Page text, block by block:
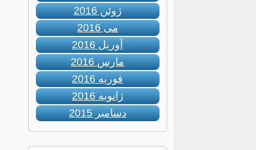
ژوئن 2016
می 2016
آوریل 2016
مارس 2016
فوریه 2016
ژانویه 2016
دسامبر 2015